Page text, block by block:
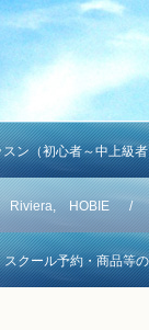
ン（初心者～中上級
Riviera, HOBIE /
スクール予約・商品